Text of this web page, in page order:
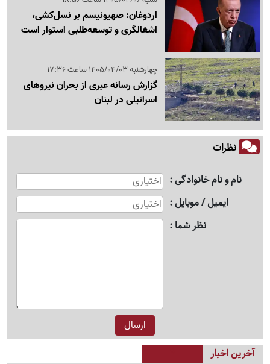
اردوغان: صهیونیسم بر نسل‌کشی،
اشغالگری و توسعه‌طلبی استوار است
چهارشنبه 1405/04/03 ساعت 17:36
گزارش رسانه عبری از بحران نیروهای
اسرائیلی در لبنان
نظرات
نام و نام خانوادگی
ایمیل / موبایل
نظر شما
آخرین اخبار